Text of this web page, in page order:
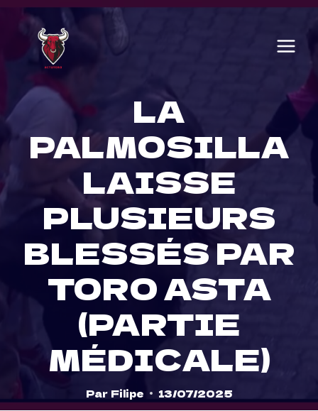
content
LA
PALMOSILLA
LAISSE
PLUSIEURS
BLESSÉS PAR
TORO ASTA
(PARTIE
MÉDICALE)
Par Filipe 13/07/2025